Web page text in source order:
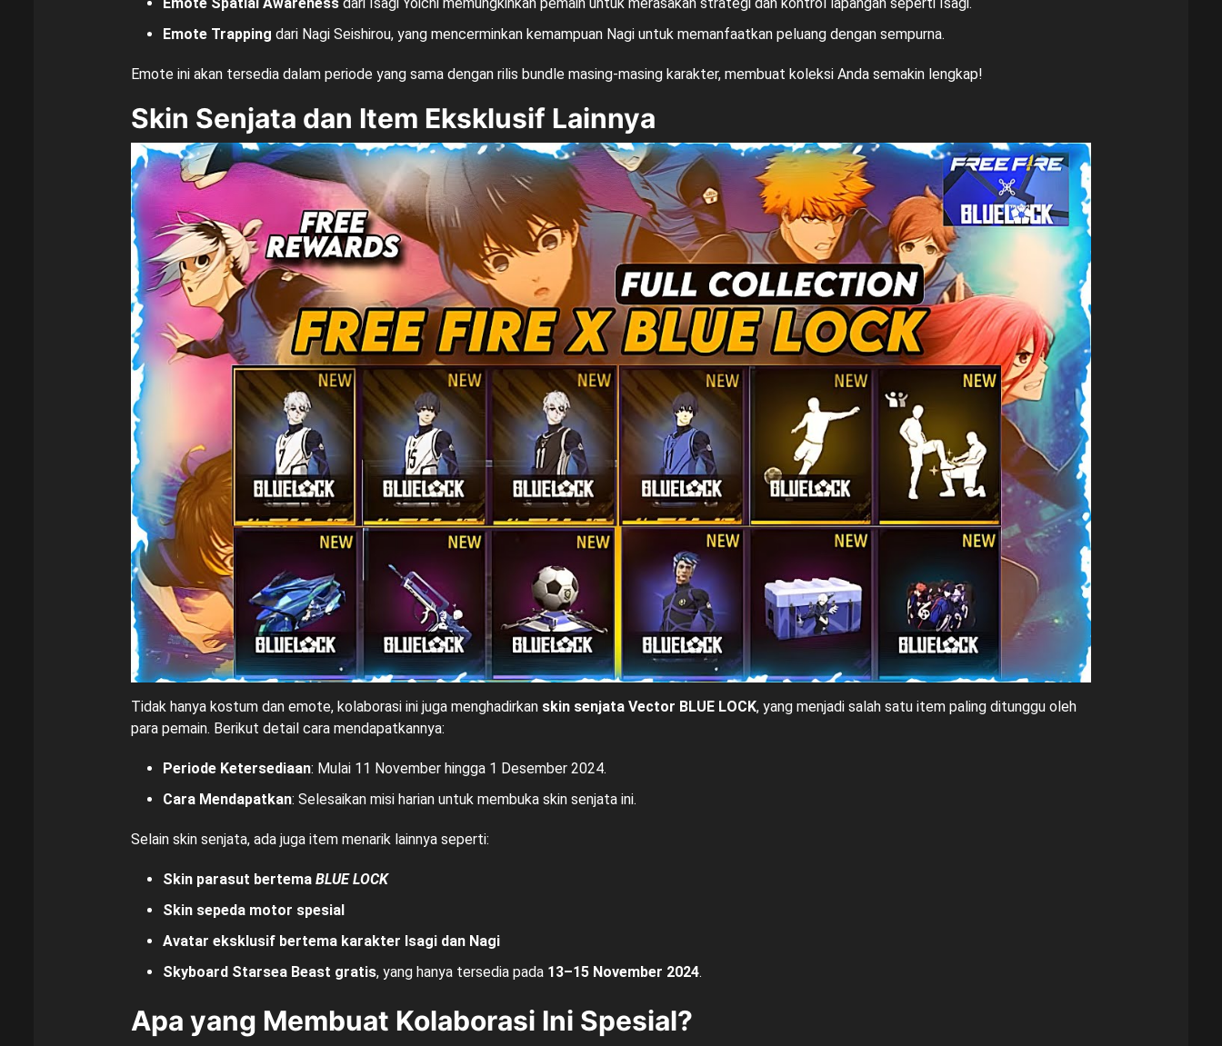
Emote Trapping dari Nagi Seishirou, yang mencerminkan kemampuan Nagi untuk memanfaatkan peluang dengan sempurna.
Emote ini akan tersedia dalam periode yang sama dengan rilis bundle masing-masing karakter, membuat koleksi Anda semakin lengkap!
Skin Senjata dan Item Eksklusif Lainnya
Tidak hanya kostum dan emote, kolaborasi ini juga menghadirkan skin senjata Vector BLUE LOCK, yang menjadi salah satu item paling ditunggu oleh
para pemain. Berikut detail cara mendapatkannya:
Periode Ketersediaan: Mulai 11 November hingga 1 Desember 2024.
Cara Mendapatkan: Selesaikan misi harian untuk membuka skin senjata ini.
Selain skin senjata, ada juga item menarik lainnya seperti:
Skin parasut bertema BLUE LOCK
Skin sepeda motor spesial
Avatar eksklusif bertema karakter Isagi dan Nagi
Skyboard Starsea Beast gratis, yang hanya tersedia pada 13–15 November 2024.
Apa yang Membuat Kolaborasi Ini Spesial?